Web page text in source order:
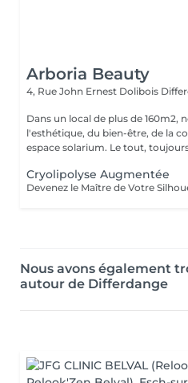
Arboria Beauty
4, Rue John Ernest Dolibois
Dans un local de plus de 160m2,
l'esthétique, du bien-être, de la
espace solarium. Le tout,
Cryolipolyse Augmentée
Nous avons également
autour de Differdange